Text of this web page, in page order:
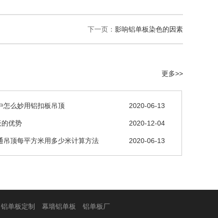
下一页： 影响铝单板染色的因素
更多>>
2020-06-13
怎么妙用铝扣板吊顶
2020-12-04
优势
2020-06-13
吊顶每平方米用多少米计算方法
铝单板定制 幕墙铝单板 铝单板厂